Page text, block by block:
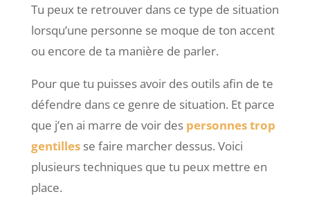
Tu peux te retrouver dans ce type de situation
lorsqu’une personne se moque de ton accent
ou encore de ta manière de parler.
Pour que tu puisses avoir des outils afin de te
défendre dans ce genre de situation. Et parce
que j’en ai marre de voir des personnes trop
gentillesse faire marcher dessus. Voici
plusieurs techniques que tu peux mettre en
place.